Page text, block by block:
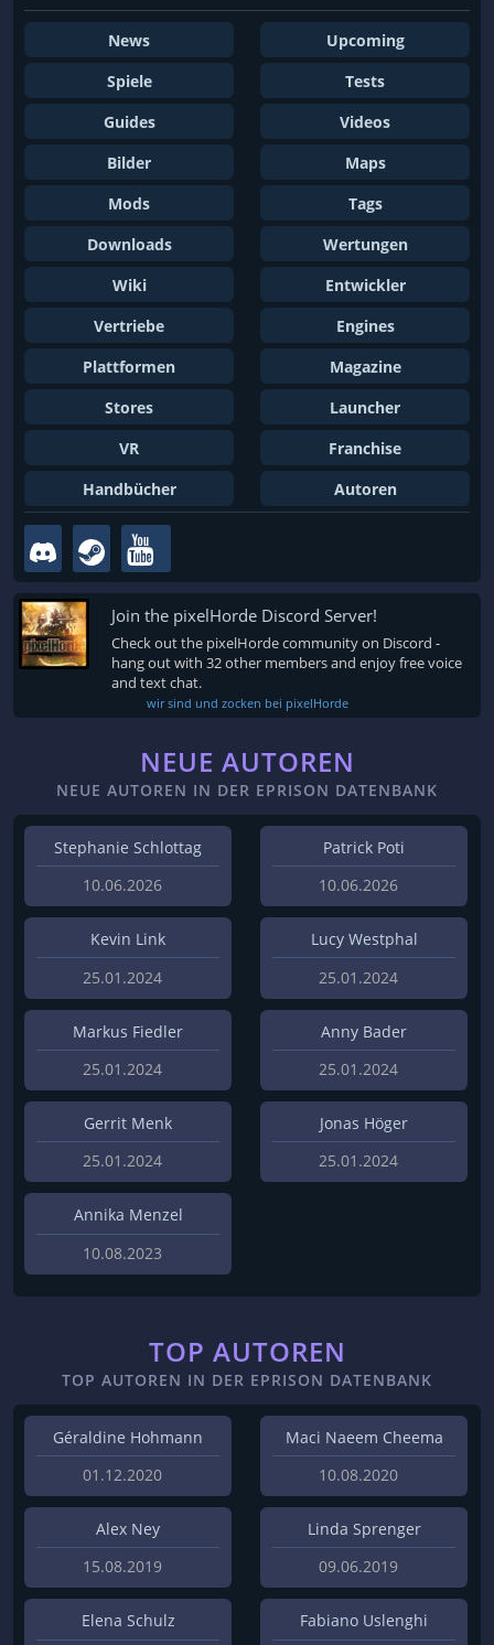
News
Upcoming
Spiele
Tests
Guides
Videos
Bilder
Maps
Mods
Tags
Downloads
Wertungen
Wiki
Entwickler
Vertriebe
Engines
Plattformen
Magazine
Stores
Launcher
VR
Franchise
Handbücher
Autoren
Join the pixelHorde Discord Server!
Check out the pixelHorde community on Discord -
hang out with 32 other members and enjoy free voice
and text chat.
wir sind und zocken bei pixelHorde
NEUE AUTOREN
NEUE AUTOREN IN DER EPRISON DATENBANK
Stephanie Schlottag
10.06.2026
Patrick Poti
10.06.2026
Kevin Link
25.01.2024
Lucy Westphal
25.01.2024
Markus Fiedler
25.01.2024
Anny Bader
25.01.2024
Gerrit Menk
25.01.2024
Jonas Höger
25.01.2024
Annika Menzel
10.08.2023
TOP AUTOREN
TOP AUTOREN IN DER EPRISON DATENBANK
Géraldine Hohmann
01.12.2020
Maci Naeem Cheema
10.08.2020
Alex Ney
15.08.2019
Linda Sprenger
09.06.2019
Elena Schulz Fabiano Uslenghi